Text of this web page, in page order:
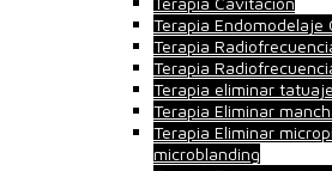
Terapia Endomodelaje
Terapia
Terapia
Terapia eliminar
Terapia Eliminar
Terapia Eliminar
microblanding